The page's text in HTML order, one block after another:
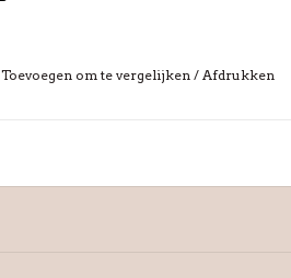
Toevoegen om te vergelijken / Afdrukken